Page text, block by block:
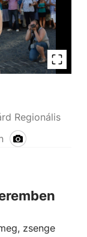
Regionális
zsenge